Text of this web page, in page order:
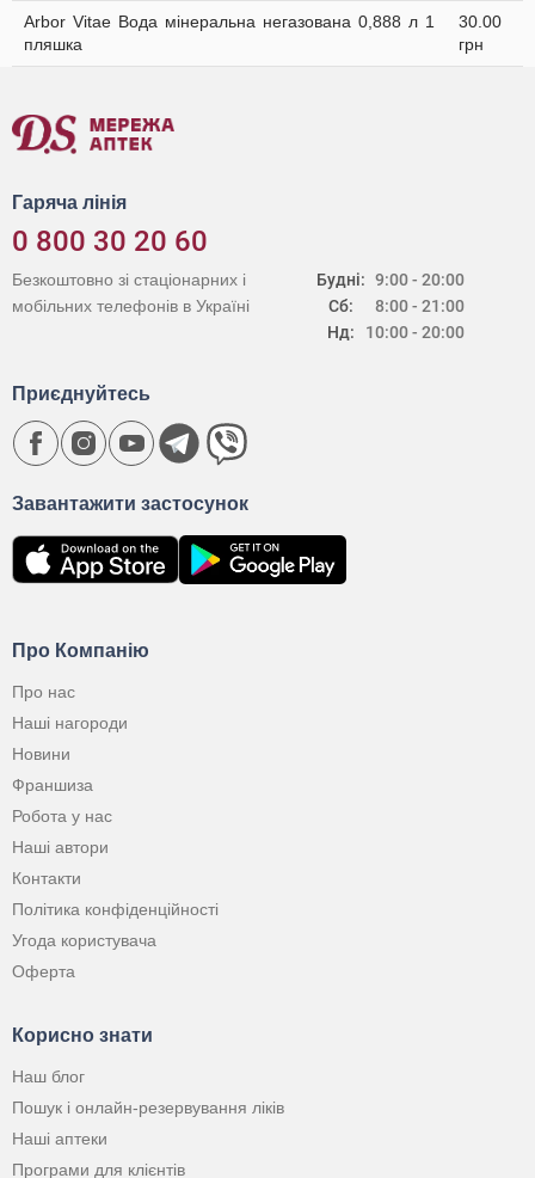
Arbor Vitae Вода мінеральна негазована 0,888 л 1
пляшка
30.00
грн
Гаряча лінія
0 800 30 20 60
Будні:
Сб:
Нд:
9:00 - 20:00
8:00 - 21:00
10:00 - 20:00
Безкоштовно зі стаціонарних і
мобільних телефонів в Україні
Про Компанію
Про нас
Наші нагороди
Новини
Франшиза
Робота у нас
Наші автори
Контакти
Політика конфіденційності
Угода користувача
Оферта
Корисно знати
Наш блог
Пошук і онлайн-резервування ліків
Наші аптеки
Програми для клієнтів
Завантажити застосунок
Приєднуйтесь